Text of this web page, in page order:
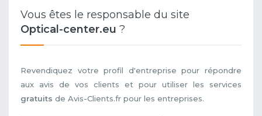
Vous êtes le responsable du site
Optical-center.eu ?
Revendiquez votre profil d'entreprise pour répondre
aux avis de vos clients et pour utiliser les services
gratuits de Avis-Clients.fr pour les entreprises.